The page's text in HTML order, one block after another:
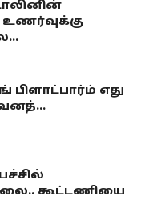
பிளாட்பார்ம் எது
கூட்டணியை